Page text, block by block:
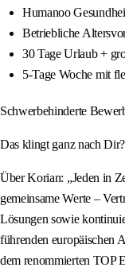
Humanoo
Betriebliche
30 Tage Urlaub +
5-Tage Woche mit
Schwerbehinderte
Das klingt ganz nach
Über Korian: „Jeden in
gemeinsame Werte –
Lösungen sowie
führenden europäischen
dem renommierten TOP